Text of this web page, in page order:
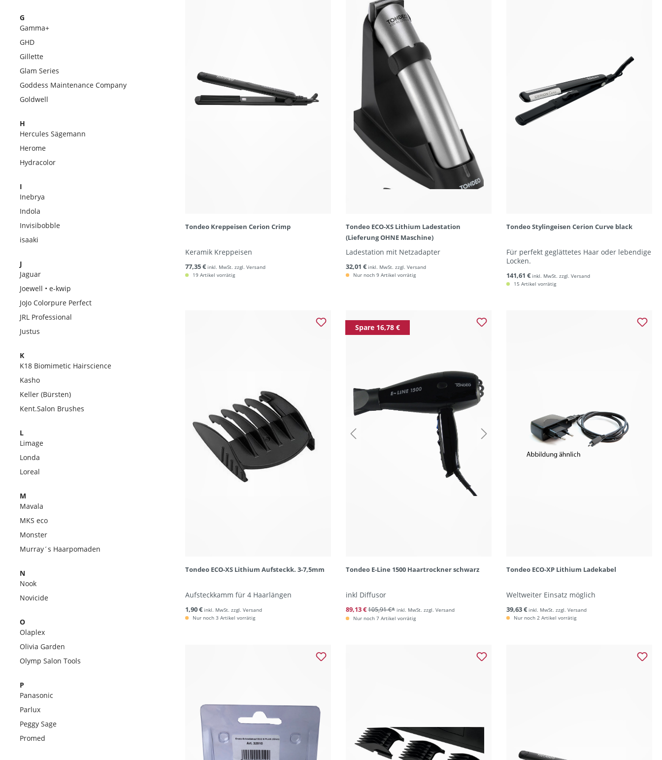
G
Gamma+
GHD
Gillette
Glam Series
Goddess Maintenance Company
Goldwell
H
Hercules Sägemann
Herome
Hydracolor
I
Inebrya
Indola
Invisibobble
isaaki
J
Jaguar
Joewell • e-kwip
JoJo Colorpure Perfect
JRL Professional
Justus
K
K18 Biomimetic Hairscience
Kasho
Keller (Bürsten)
Kent.Salon Brushes
L
Limage
Londa
Loreal
M
Mavala
MKS eco
Monster
Murray´s Haarpomaden
N
Nook
Novicide
O
Olaplex
Olivia Garden
Olymp Salon Tools
P
Panasonic
Parlux
Peggy Sage
Promed
Tondeo Kreppeisen Cerion Crimp
Keramik Kreppeisen
77,35 € inkl. MwSt. zzgl. Versand
19 Artikel vorrätig
Tondeo ECO-XS Lithium Ladestation
(Lieferung OHNE Maschine)
Ladestation mit Netzadapter
32,01 € inkl. MwSt. zzgl. Versand
Nur noch 9 Artikel vorrätig
Tondeo Stylingeisen Cerion Curve black
Für perfekt geglättetes Haar oder lebendige
Locken.
141,61 € inkl. MwSt. zzgl. Versand
15 Artikel vorrätig
Tondeo ECO-XS Lithium Aufsteckk. 3-7,5mm
Aufsteckkamm für 4 Haarlängen
1,90 € inkl. MwSt. zzgl. Versand
Nur noch 3 Artikel vorrätig
Spare 16,78 €
Tondeo E-Line 1500 Haartrockner schwarz
inkl Diffusor
89,13 €105,91 €* inkl. MwSt. zzgl. Versand
Nur noch 7 Artikel vorrätig
Tondeo ECO-XP Lithium Ladekabel
Weltweiter Einsatz möglich
39,63 € inkl. MwSt. zzgl. Versand
Nur noch 2 Artikel vorrätig